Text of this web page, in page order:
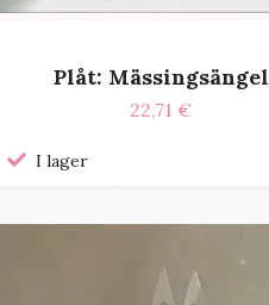
Plåt: Mässingsängel
22,71 €
I lager